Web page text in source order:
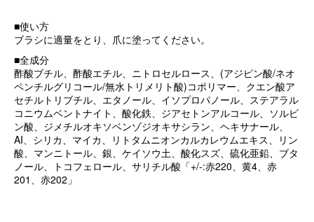
■使い方
ブラシに適量をとり、爪に塗ってください。
■全成分
酢酸ブチル、酢酸エチル、ニトロセルロース、(アジピン酸/ネオ
ペンチルグリコール/無水トリメリト酸)コポリマー、クエン酸ア
セチルトリブチル、エタノール、イソプロパノール、ステアラル
コニウムベントナイト、酸化鉄、ジアセトンアルコール、ソルビ
ン酸、ジメチルオキソベンゾジオキサシラン、ヘキサナール、
AI、シリカ、マイカ、リトタムニオンカルカレウムエキス、リン
酸、マンニトール、銀、ケイソウ土、酸化スズ、硫化亜鉛、ブタ
ノール、トコフェロール、サリチル酸「+/-:赤220、黄4、赤
201、赤202」